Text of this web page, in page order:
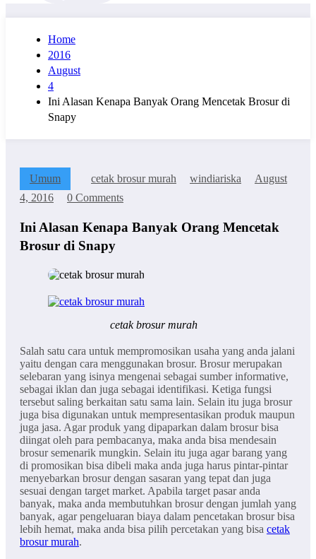
Home
2016
August
4
Ini Alasan Kenapa Banyak Orang Mencetak Brosur di
Snapy
Umum cetak brosur murah windiariska
August
4, 2016
0 Comments
Ini Alasan Kenapa Banyak Orang Mencetak
Brosur di Snapy
cetak brosur murah
Salah satu cara untuk mempromosikan usaha yang anda jalani
yaitu dengan cara menggunakan brosur. Brosur merupakan
selebaran yang isinya mengenai sebagai sumber informative,
sebagai iklan dan juga sebagai identifikasi. Ketiga fungsi
tersebut saling berkaitan satu sama lain. Selain itu juga brosur
juga bisa digunakan untuk mempresentasikan produk maupun
juga jasa. Agar produk yang dipaparkan dalam brosur bisa
diingat oleh para pembacanya, maka anda bisa mendesain
brosur semenarik mungkin. Selain itu juga agar barang yang
di promosikan bisa dibeli maka anda juga harus pintar-pintar
menyebarkan brosur dengan sasaran yang tepat dan juga
sesuai dengan target market. Apabila target pasar anda
banyak, maka anda membutuhkan brosur dengan jumlah yang
banyak, agar pengeluaran biaya dalam pencetakan brosur bisa
lebih hemat, maka anda bisa pilih percetakan yang bisa cetak
brosur murah.